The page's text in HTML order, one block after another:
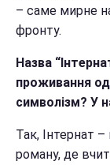
– саме мирне
фронту.
Назва
проживання
символізм? У
Так, Інтернат
роману, де